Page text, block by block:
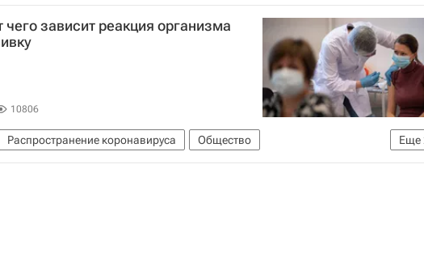
Здоровье Россия
чего зависит реакция организма
10806
Еще
Распространение коронавируса
Общество
Вакцинация россиян от COVID-19